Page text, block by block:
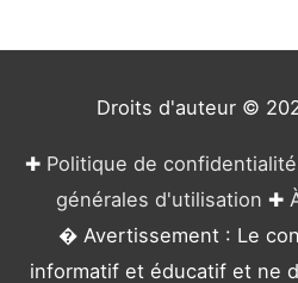
Droits d'auteur ©
✚ Politique de confidentialité
générales d'utilisation ✚
� Avertissement : Le
informatif et éducatif et ne